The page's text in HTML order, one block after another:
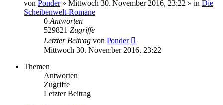
von Ponder» Mittwoch 30. November 2016, 23:22 » in Die
Scheibenwelt-Romane
0 Antworten
529821 Zugriffe
Letzter Beitrag von Ponder
Mittwoch 30. November 2016, 23:22
Themen
Antworten
Zugriffe
Letzter Beitrag